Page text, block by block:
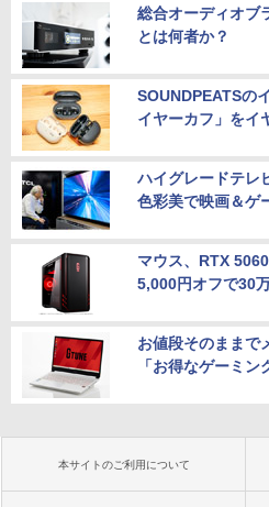
総合オーディオブ
とは何者か？
SOUNDPEATSの
イヤーカフ」をイ
ハイグレードテレ
色彩美で映画＆ゲ
マウス、RTX
5,000円オフで30
お値段そのままで
「お得なゲーミン
本サイトのご利用について